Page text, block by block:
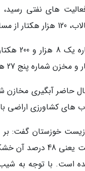
های نفتی
تبدیل شده است.
حاضر آبگیری مخازن
های کشاورزی اراضی
خوزستان گفت: بر
شماره یک، 52
است. با توجه به